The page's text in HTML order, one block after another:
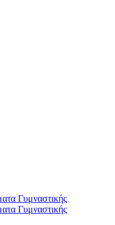
Γυμναστικής
Γυμναστικής